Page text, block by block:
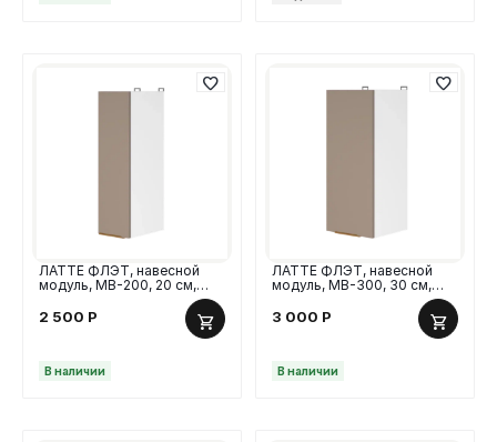
ЛАТТЕ ФЛЭТ, навесной
модуль, МВ-200, 20 см,
2 500 Р
В наличии
ЛАТТЕ ФЛЭТ, навесной
модуль, МВ-300, 30 см,
3 000 Р
В наличии